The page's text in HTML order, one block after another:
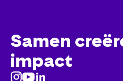
Samen
impact